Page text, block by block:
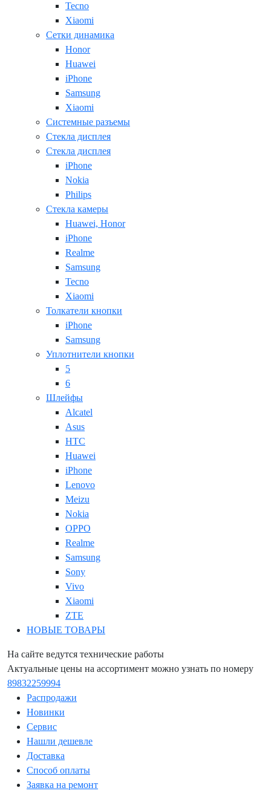
Tecno
Xiaomi
Сетки динамика
Honor
Huawei
iPhone
Samsung
Xiaomi
Системные разъемы
Стекла дисплея
Стекла дисплея
iPhone
Nokia
Philips
Стекла камеры
Huawei, Honor
iPhone
Realme
Samsung
Tecno
Xiaomi
Толкатели кнопки
iPhone
Samsung
Уплотнители кнопки
5
6
Шлейфы
Alcatel
Asus
HTC
Huawei
iPhone
Lenovo
Meizu
Nokia
OPPO
Realme
Samsung
Sony
Vivo
Xiaomi
ZTE
НОВЫЕ ТОВАРЫ
На сайте ведутся технические работы
Актуальные цены на ассортимент можно узнать по номеру
89832259994
Распродажи
Новинки
Сервис
Нашли дешевле
Доставка
Способ оплаты
Заявка на ремонт